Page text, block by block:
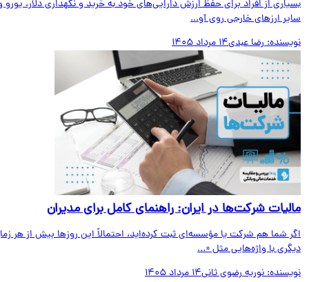
از افراد برای حفظ ارزش دارایی‌های خود به خرید و نگهداری دلار، یورو و
ارزهای خارجی روی آو...
رضا عبدی14 مرداد 1405
شرکت‌ها در ایران: راهنمای کامل برای مدیران
شما هم شرکت یا مؤسسه‌ای ثبت کرده‌اید، احتمالاً این روزها بیش از هر زمان
با واژه‌هایی مثل «...
نوریه رضوی ثانی14 مرداد 1405